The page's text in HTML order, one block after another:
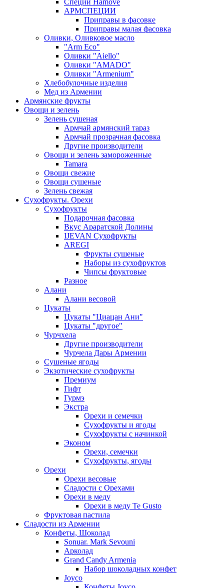
Специи Hamove
АРМСПЕЦИИ
Приправы в фасовке
Приправы малая фасовка
Оливки, Оливковое масло
"Arm Eco"
Оливки "Aiello"
Оливки "AMADO"
Оливки "Armenium"
Хлебобулочные изделия
Мед из Армении
Армянские фрукты
Овощи и зелень
Зелень сушеная
Армчай армянский тараз
Армчай прозрачная фасовка
Другие производители
Овощи и зелень замороженные
Tamara
Овощи свежие
Овощи сушеные
Зелень свежая
Сухофрукты. Орехи
Сухофрукты
Подарочная фасовка
Вкус Араратской Долины
IJEVAN Сухофрукты
AREGI
Фрукты сушеные
Наборы из сухофруктов
Чипсы фруктовые
Разное
Алани
Алани весовой
Цукаты
Цукаты "Циацан Ани"
Цукаты "другое"
Чурчхела
Другие производители
Чурчела Дары Армении
Сушеные ягоды
Экзотические сухофрукты
Премиум
Гифт
Гурмэ
Экстра
Орехи и семечки
Сухофрукты и ягоды
Сухофрукты с начинкой
Эконом
Орехи, семечки
Сухофрукты, ягоды
Орехи
Орехи весовые
Сладости с Орехами
Орехи в меду
Орехи в меду Te Gusto
Фруктовая пастила
Сладости из Армении
Конфеты, Шоколад
Sonuar. Mark Sevouni
Арколад
Grand Candy Armenia
Набор шоколадных конфет
Joyco